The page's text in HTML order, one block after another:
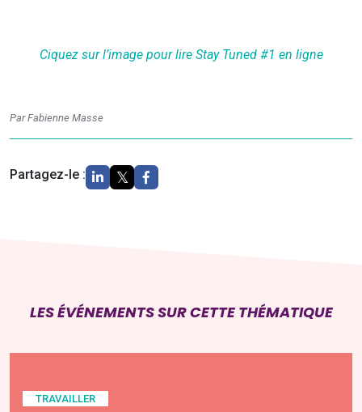
Ciquez sur l’image pour lire Stay Tuned #1 en ligne
Par Fabienne Masse
Partagez-le :
LES ÉVÉNEMENTS SUR CETTE THÉMATIQUE
TRAVAILLER